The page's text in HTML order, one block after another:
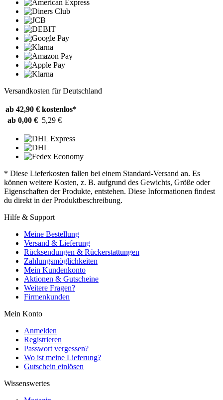
Versandkosten für Deutschland
ab 42,90 € kostenlos*
ab 0,00 € 5,29 €
* Diese Lieferkosten fallen bei einem Standard-Versand an. Es
können weitere Kosten, z. B. aufgrund des Gewichts, Größe oder
Eigenschaften der Produkte, entstehen. Diese Informationen findest
du direkt in der Produktbeschreibung.
Hilfe & Support
Meine Bestellung
Versand & Lieferung
Rücksendungen & Rückerstattungen
Zahlungsmöglichkeiten
Mein Kundenkonto
Aktionen & Gutscheine
Weitere Fragen?
Firmenkunden
Mein Konto
Anmelden
Registrieren
Passwort vergessen?
Wo ist meine Lieferung?
Gutschein einlösen
Wissenswertes